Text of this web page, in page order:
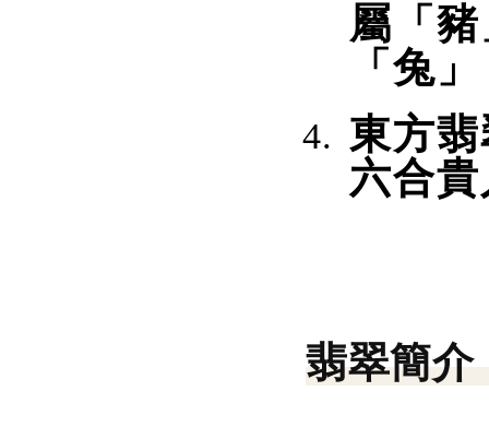
屬「
「兔
東方
六合
翡翠簡介